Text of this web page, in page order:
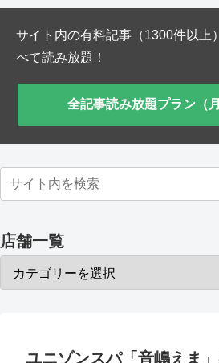
サイト内の有料記事（1300件以上
べて読み放題！
全記事読み放題プラン（
店舗一覧
ユニゾンスパ「音嶋えま